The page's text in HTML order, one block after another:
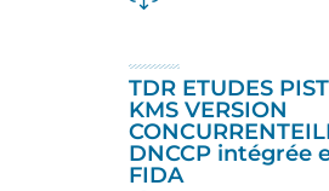
TDR ETUDES
KMS VERSION
DNCCP intégrée
FIDA